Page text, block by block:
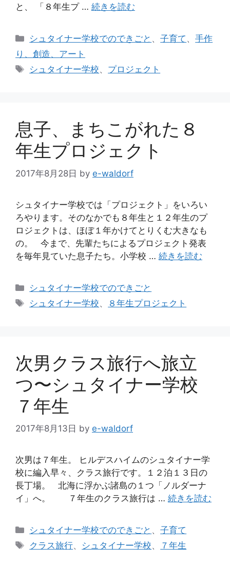
と、 「８年生プ … 続きを読む
カ
テ
リ
シュタイナー学校でのできごと 、子育て 、手作
り、創造、アート
タ
シュタイナー学校、 プロジェクト
息子、まちこがれた８
年生プロジェクト
2017年8月28日 by e-waldorf
シュタイナー学校では「プロジェクト」をいろい
ろやります。そのなかでも８年生と１２年生のプ
ロジェクトは、ほぼ１年かけてとりくむ大きなも
の。 今まで、先輩たちによるプロジェクト発表
を毎年見ていた息子たち。小学校 … 続きを読む
カ
テ
シュタイナー学校でのできごと
タ
シュタイナー学校、 ８年生プロジェクト
次男クラス旅行へ旅立
つ〜シュタイナー学校
７年生
2017年8月13日 by e-waldorf
次男は７年生。 ヒルデスハイムのシュタイナー学
校に編入早々、クラス旅行です。１２泊１３日の
長丁場。 北海に浮かぶ諸島の１つ「ノルダーナ
イ」へ。 ７年生のクラス旅行は … 続きを読む
カ
テ
シュタイナー学校でのできごと 、子育て
タ
クラス旅行、 シュタイナー学校、 ７年生